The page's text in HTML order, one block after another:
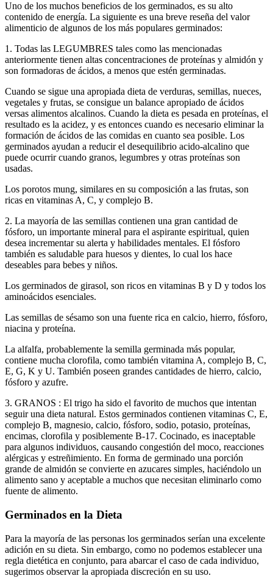
Uno de los muchos beneficios de los germinados, es su alto
contenido de energía. La siguiente es una breve reseña del valor
alimenticio de algunos de los más populares germinados:
1. Todas las LEGUMBRES tales como las mencionadas
anteriormente tienen altas concentraciones de proteínas y almidón y
son formadoras de ácidos, a menos que estén germinadas.
Cuando se sigue una apropiada dieta de verduras, semillas, nueces,
vegetales y frutas, se consigue un balance apropiado de ácidos
versas alimentos alcalinos. Cuando la dieta es pesada en proteínas, el
resultado es la acidez, y es entonces cuando es necesario eliminar la
formación de ácidos de las comidas en cuanto sea posible. Los
germinados ayudan a reducir el desequilibrio acido-alcalino que
puede ocurrir cuando granos, legumbres y otras proteínas son
usadas.
Los porotos mung, similares en su composición a las frutas, son
ricas en vitaminas A, C, y complejo B.
2. La mayoría de las semillas contienen una gran cantidad de
fósforo, un importante mineral para el aspirante espiritual, quien
desea incrementar su alerta y habilidades mentales. El fósforo
también es saludable para huesos y dientes, lo cual los hace
deseables para bebes y niños.
Los germinados de girasol, son ricos en vitaminas B y D y todos los
aminoácidos esenciales.
Las semillas de sésamo son una fuente rica en calcio, hierro, fósforo,
niacina y proteína.
La alfalfa, probablemente la semilla germinada más popular,
contiene mucha clorofila, como también vitamina A, complejo B, C,
E, G, K y U. También poseen grandes cantidades de hierro, calcio,
fósforo y azufre.
3. GRANOS : El trigo ha sido el favorito de muchos que intentan
seguir una dieta natural. Estos germinados contienen vitaminas C, E,
complejo B, magnesio, calcio, fósforo, sodio, potasio, proteínas,
encimas, clorofila y posiblemente B-17. Cocinado, es inaceptable
para algunos individuos, causando congestión del moco, reacciones
alérgicas y estreñimiento. En forma de germinado una porción
grande de almidón se convierte en azucares simples, haciéndolo un
alimento sano y aceptable a muchos que necesitan eliminarlo como
fuente de alimento.
Germinados en la Dieta
Para la mayoría de las personas los germinados serían una excelente
adición en su dieta. Sin embargo, como no podemos establecer una
regla dietética en conjunto, para abarcar el caso de cada individuo,
sugerimos observar la apropiada discreción en su uso.